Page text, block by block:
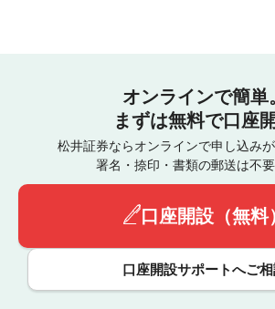
オンラインで簡単
まずは無料で口座
松井証券ならオンラインで申し込みが
署名・捺印・書類の郵送は不要
口座開設（無料
口座開設サポートへご